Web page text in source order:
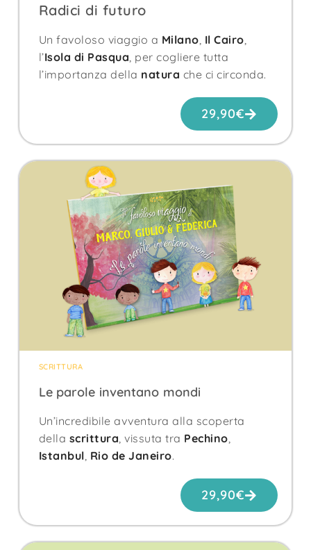
Radici di futuro
Un favoloso viaggio a Milano Il Cairo
l’Isola di Pasqua , per cogliere tutta
l’importanza della natura che ci circonda.
29,90€
SCRITTURA
Le parole inventano mondi
Un’incredibile avventura alla scoperta
della scrittura , vissuta tra Pechino
Istanbul Rio de Janeiro.
29,90€